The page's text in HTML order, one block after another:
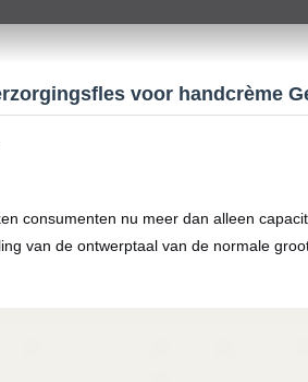
voor handcrème
consumenten nu meer dan alleen
van de ontwerptaal van de normale